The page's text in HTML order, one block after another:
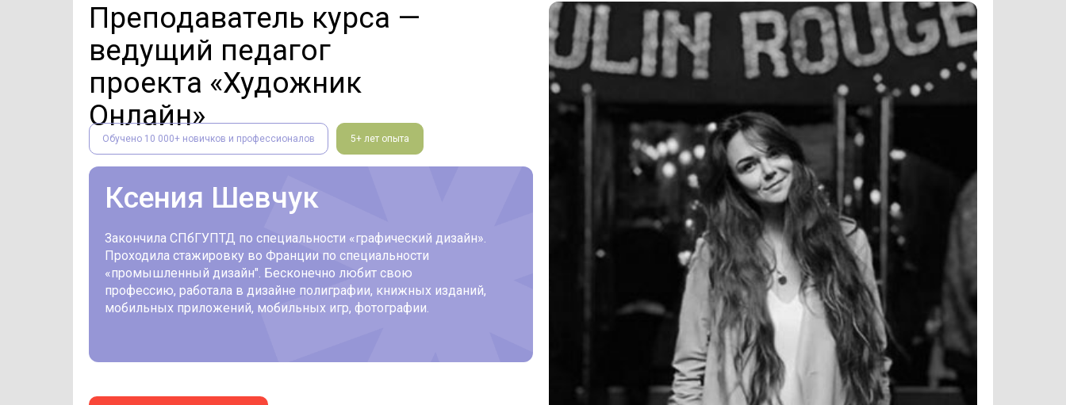
Преподаватель курса —
ведущий педагог
проекта «Художник
Онлайн»
Закончила СПбГУПТД по специальности «‎графический дизайн»‎.
Проходила стажировку во Франции по специальности
«‎промышленный дизайн"‎. Бесконечно любит свою
профессию, работала в дизайне полиграфии, книжных изданий,
мобильных приложений, мобильных игр, фотографии.
Ксения Шевчук
Обучено 10 000+ новичков и профессионалов 5+ лет опыта